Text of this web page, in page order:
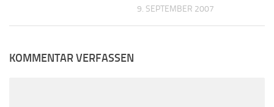
9. SEPTEMBER 2007
KOMMENTAR VERFASSEN